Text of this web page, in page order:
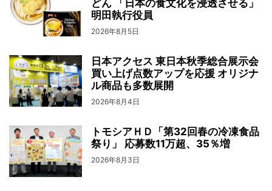
どん 「日本の食文化を浸透させる」
明田執行役員
2026年8月5日
日本アクセス 東日本秋季総合展示会
買い上げ点数アップを応援 オリジナ
ル商品も多数展開
2026年8月4日
トモシアＨＤ「第32回春の冷凍食品
祭り」 応募数11万超、35％増
2026年8月3日